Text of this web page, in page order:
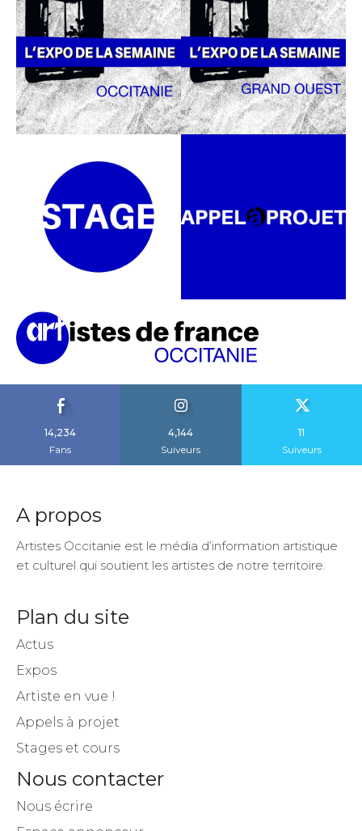
14,234
Fans
4,144
Suiveurs
11
Suiveurs
A propos
Artistes Occitanie est le média d’information artistique
et culturel qui soutient les artistes de notre territoire.
Plan du site
Actus
Expos
Artiste en vue !
Appels à projet
Stages et cours
Nous contacter
Nous écrire